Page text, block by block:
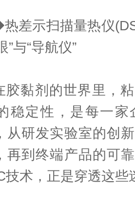
示扫描量热仪
”与“导航仪”
剂的世界里，粘
稳定性，是每一家
从研发实验室的创
再到终端产品的可
技术，正是穿透这些